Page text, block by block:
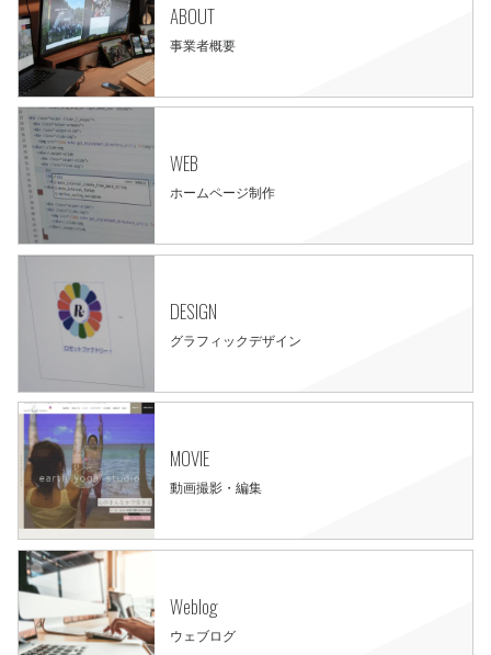
ABOUT
事業者概要
WEB
ホームページ制作
DESIGN
グラフィックデザイン
MOVIE
動画撮影・編集
Weblog
ウェブログ